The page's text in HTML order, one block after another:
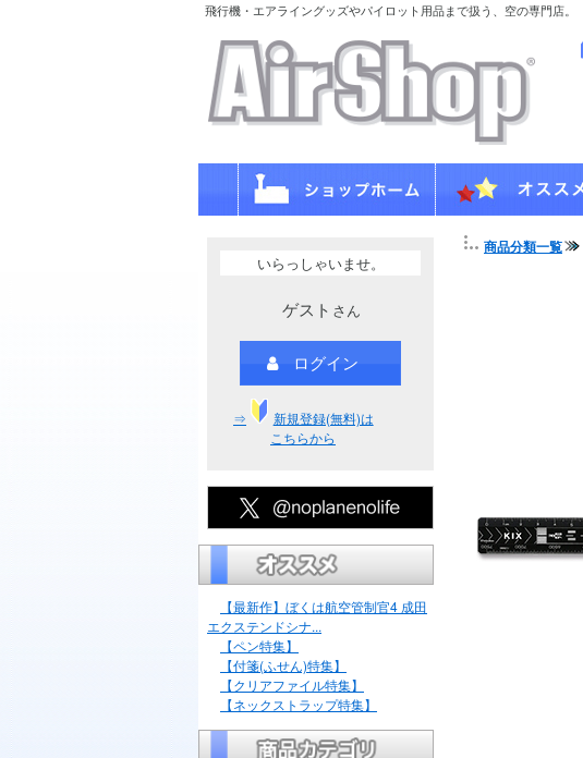
飛行機・エアライングッズやパイロット用品まで扱う、空の専門店。
いらっしゃいませ。
ゲスト さん
ログイン
⇒
新規登録(無料)は
こちらから
【最新作】ぼくは航空管制官4 成田
エクステンドシナ...
【ペン特集】
【付箋(ふせん)特集】
【クリアファイル特集】
【ネックストラップ特集】
商品分類一覧